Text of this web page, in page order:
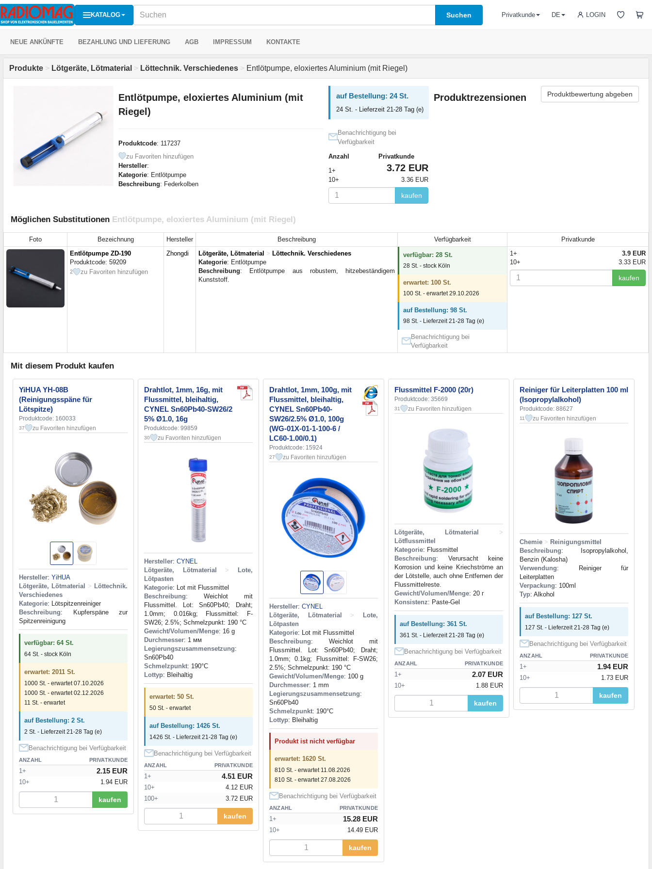
KATALOG Suchen LOGIN
Privatkunde DE
NEUE ANKÜNFTE BEZAHLUNG UND LIEFERUNG AGB IMPRESSUM KONTAKTE
Produkte > Lötgeräte, Lötmaterial > Löttechnik. Verschiedenes > Entlötpumpe, eloxiertes Aluminium (mit Riegel)
Entlötpumpe, eloxiertes Aluminium (mit
Riegel)
Produktcode: 117237
zu Favoriten hinzufügen
Hersteller:
Kategorie: Entlötpumpe
Beschreibung: Federkolben
auf Bestellung: 24 St.
24 St. - Lieferzeit 21-28 Tag (e)
Benachrichtigung bei
Verfügbarkeit
Anzahl
Privatkunde
1+
3.72 EUR
10+ 3.36 EUR
kaufen
Produktrezensionen Produktbewertung abgeben
Möglichen Substitutionen Entlötpumpe, eloxiertes Aluminium (mit Riegel)
Foto Bezeichnung Hersteller Beschreibung Verfügbarkeit
Privatkunde
Entlötpumpe ZD-190
Produktcode: 59209
2 zu Favoriten hinzufügen
Zhongdi Lötgeräte, Lötmaterial > Löttechnik. Verschiedenes
Kategorie: Entlötpumpe
Beschreibung: Entlötpumpe aus robustem, hitzebeständigem
Kunststoff.
verfügbar: 28 St.
28 St. - stock Köln
erwartet: 100 St.
100 St. - erwartet 29.10.2026
auf Bestellung: 98 St.
98 St. - Lieferzeit 21-28 Tag (e)
Benachrichtigung bei
Verfügbarkeit
1+
3.9 EUR
10+
3.33 EUR
kaufen
Mit diesem Produkt kaufen
YiHUA YH-08B
(Reinigungsspäne für
Lötspitze)
Produktcode: 160033
37 zu Favoriten hinzufügen
Hersteller: YiHUA
Lötgeräte, Lötmaterial > Löttechnik.
Verschiedenes
Kategorie: Lötspitzenreiniger
Beschreibung: Kupferspäne zur
Spitzenreinigung
verfügbar: 64 St.
64 St. - stock Köln
erwartet: 2011 St.
1000 St. - erwartet 07.10.2026
1000 St. - erwartet 02.12.2026
11 St. - erwartet
auf Bestellung: 2 St.
2 St. - Lieferzeit 21-28 Tag (e)
Benachrichtigung bei Verfügbarkeit
ANZAHL PRIVATKUNDE
1+ 2.15 EUR
10+ 1.94 EUR
kaufen
Drahtlot, 1mm, 16g, mit
Flussmittel, bleihaltig,
CYNEL Sn60Pb40-SW26/2
5% Ø1.0, 16g
Produktcode: 99859
30 zu Favoriten hinzufügen
Hersteller: CYNEL
Lötgeräte, Lötmaterial
>
Lote,
Lötpasten
Kategorie: Lot mit Flussmittel
Beschreibung: Weichlot mit
Flussmittel. Lot: Sn60Pb40; Draht;
1.0mm; 0.016kg; Flussmittel: F-
SW26; 2.5%; Schmelzpunkt: 190 °C
Gewicht/Volumen/Menge: 16 g
Durchmesser: 1 мм
Legierungszusammensetzung:
Sn60Pb40
Schmelzpunkt: 190°С
Lottyp: Bleihaltig
erwartet: 50 St.
50 St. - erwartet
auf Bestellung: 1426 St.
1426 St. - Lieferzeit 21-28 Tag (e)
Benachrichtigung bei Verfügbarkeit
ANZAHL PRIVATKUNDE
1+ 4.51 EUR
10+
4.12 EUR
100+
3.72 EUR
kaufen
Drahtlot, 1mm, 100g, mit
Flussmittel, bleihaltig,
CYNEL Sn60Pb40-
SW26/2.5% Ø1.0, 100g
(WG-01X-01-1-100-6 /
LC60-1.00/0.1)
Produktcode: 15924
27 zu Favoriten hinzufügen
Hersteller: CYNEL
Lötgeräte, Lötmaterial
>
Lote,
Lötpasten
Kategorie: Lot mit Flussmittel
Beschreibung: Weichlot mit
Flussmittel. Lot: Sn60Pb40; Draht;
1.0mm; 0.1kg; Flussmittel: F-SW26;
2.5%; Schmelzpunkt: 190 °C
Gewicht/Volumen/Menge: 100 g
Durchmesser: 1 mm
Legierungszusammensetzung:
Sn60Pb40
Schmelzpunkt: 190°С
Lottyp: Bleihaltig
Produkt ist nicht verfügbar
erwartet: 1620 St.
810 St. - erwartet 11.08.2026
810 St. - erwartet 27.08.2026
Benachrichtigung bei Verfügbarkeit
ANZAHL PRIVATKUNDE
1+ 15.28 EUR
10+ 14.49 EUR
kaufen
Flussmittel F-2000 (20г)
Produktcode: 35669
31 zu Favoriten hinzufügen
Lötgeräte, Lötmaterial
>
Lötflussmittel
Kategorie: Flussmittel
Beschreibung: Verursacht keine
Korrosion und keine Kriechströme an
der Lötstelle, auch ohne Entfernen der
Flussmittelreste.
Gewicht/Volumen/Menge: 20 г
Konsistenz: Paste-Gel
auf Bestellung: 361 St.
361 St. - Lieferzeit 21-28 Tag (e)
Benachrichtigung bei Verfügbarkeit
ANZAHL PRIVATKUNDE
1+ 2.07 EUR
10+ 1.88 EUR
kaufen
Reiniger für Leiterplatten 100 ml
(Isopropylalkohol)
Produktcode: 88627
11 zu Favoriten hinzufügen
Chemie > Reinigungsmittel
Beschreibung: Isopropylalkohol,
Benzin (Kalosha)
Verwendung: Reiniger für
Leiterplatten
Verpackung: 100ml
Typ: Alkohol
auf Bestellung: 127 St.
127 St. - Lieferzeit 21-28 Tag (e)
Benachrichtigung bei Verfügbarkeit
ANZAHL PRIVATKUNDE
1+ 1.94 EUR
10+ 1.73 EUR
kaufen